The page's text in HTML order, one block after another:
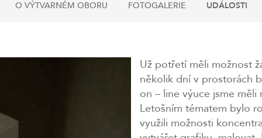
O VÝTVARNÉM OBORU FOTOGALERIE UDÁLOSTI
Už potřetí měli možnost
několik dní v prostorách
on – line výuce jsme
Letošním tématem bylo
využili možnosti